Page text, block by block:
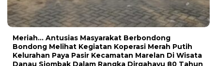
Meriah… Antusias Masyarakat Berbondong
Bondong Melihat Kegiatan Koperasi Merah Putih
Kelurahan Paya Pasir Kecamatan Marelan Di Wisata